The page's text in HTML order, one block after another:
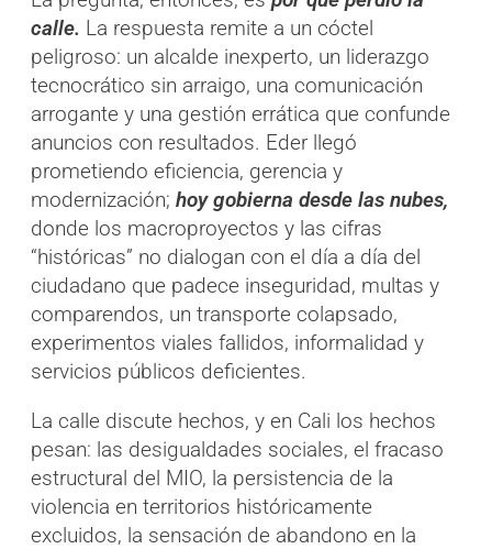
calle. La respuesta remite a un cóctel
peligroso: un alcalde inexperto, un liderazgo
tecnocrático sin arraigo, una comunicación
arrogante y una gestión errática que confunde
anuncios con resultados. Eder llegó
prometiendo eficiencia, gerencia y
modernización; hoy gobierna desde las nubes,
donde los macroproyectos y las cifras
“históricas” no dialogan con el día a día del
ciudadano que padece inseguridad, multas y
comparendos, un transporte colapsado,
experimentos viales fallidos, informalidad y
servicios públicos deficientes.
La calle discute hechos, y en Cali los hechos
pesan: las desigualdades sociales, el fracaso
estructural del MIO, la persistencia de la
violencia en territorios históricamente
excluidos, la sensación de abandono en la